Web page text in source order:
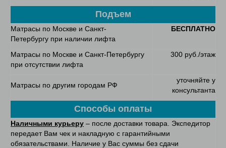
Подъем
Матрасы по Москве и Санкт-
Петербургу при наличии лифта
БЕСПЛАТНО
Матрасы по Москве и Санкт-Петербургу
при отсутствии лифта
300 руб./этаж
Матрасы по другим городам РФ
уточняйте у
консультанта
Способы оплаты
Наличными курьеру – после доставки товара. Экспедитор
передает Вам чек и накладную с гарантийными
обязательствами. Наличие у Вас суммы без сдачи